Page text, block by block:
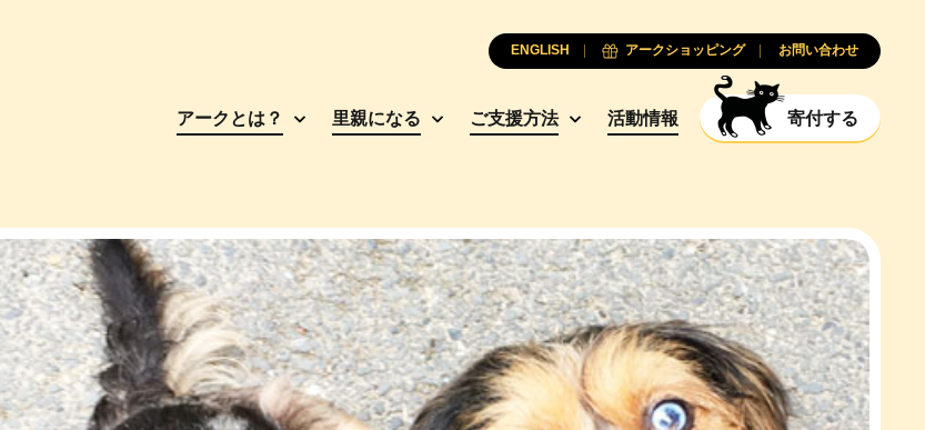
アークとは？ 里親になる ご支援方法 活動情報 寄付する
ENGLISH アークショッピング お問い合わせ